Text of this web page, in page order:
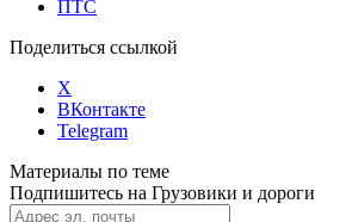
ПТС
Поделиться ссылкой
X
ВКонтакте
Telegram
Материалы по теме
Подпишитесь на Грузовики и дороги